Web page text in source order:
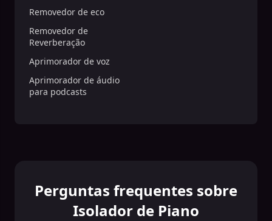
Removedor de eco
Removedor de
Reverberação
Aprimorador de voz
Aprimorador de áudio
para podcasts
Perguntas frequentes sobre
Isolador de Piano